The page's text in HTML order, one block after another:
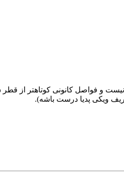
و فواصل کانونی کوتاهتر از قطر